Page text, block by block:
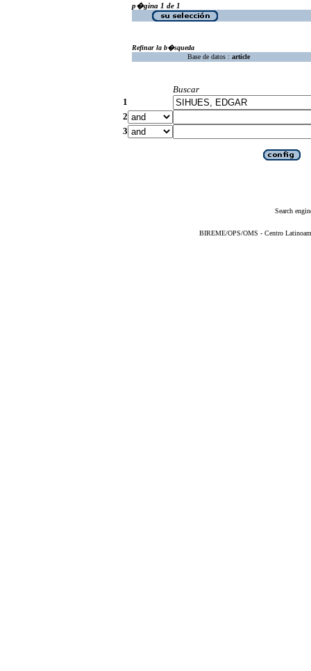
p�gina 1 de 1
Refinar la b�squeda
Base de datos : article
Buscar
1
2
3
Search
BIREME/OPS/OMS - Centro